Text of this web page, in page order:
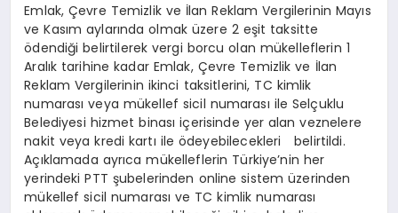
Emlak, Çevre Temizlik ve İlan Reklam Vergilerinin Mayıs
ve Kasım aylarında olmak üzere 2 eşit taksitte
ödendiği belirtilerek vergi borcu olan mükelleflerin 1
Aralık tarihine kadar Emlak, Çevre Temizlik ve İlan
Reklam Vergilerinin ikinci taksitlerini, TC kimlik
numarası veya mükellef sicil numarası ile Selçuklu
Belediyesi hizmet binası içerisinde yer alan veznelere
nakit veya kredi kartı ile ödeyebilecekleri belirtildi.
Açıklamada ayrıca mükelleflerin Türkiye’nin her
yerindeki PTT şubelerinden online sistem üzerinden
mükellef sicil numarası ve TC kimlik numarası